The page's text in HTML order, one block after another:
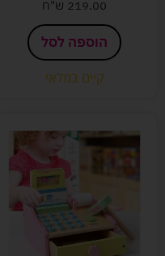
219.00 ש"ח
הוספה לסל
קיים במלאי